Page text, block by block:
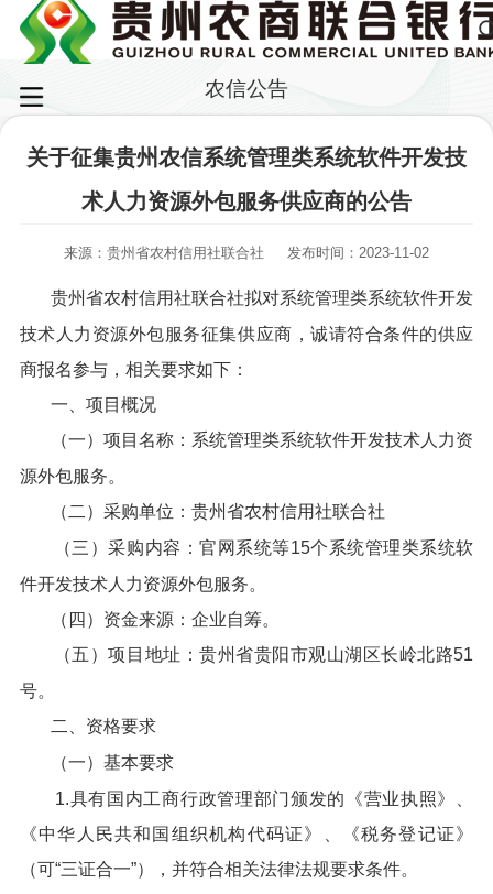
农信公告
关于征集贵州农信系统管理类系统软件开发技
术人力资源外包服务供应商的公告
来源：贵州省农村信用社联合社 发布时间：2023-11-02
贵州省农村信用社联合社拟对系统管理类系统软件开发
技术人力资源外包服务征集供应商，诚请符合条件的供应
商报名参与，相关要求如下：
一、项目概况
（一）项目名称：系统管理类系统软件开发技术人力资
源外包服务。
（二）采购单位：贵州省农村信用社联合社
（三）采购内容：官网系统等15个系统管理类系统软
件开发技术人力资源外包服务。
（四）资金来源：企业自筹。
（五）项目地址：贵州省贵阳市观山湖区长岭北路51
号。
二、资格要求
（一）基本要求
1.具有国内工商行政管理部门颁发的《营业执照》、
《中华人民共和国组织机构代码证》、《税务登记证》
（可“三证合一”），并符合相关法律法规要求条件。